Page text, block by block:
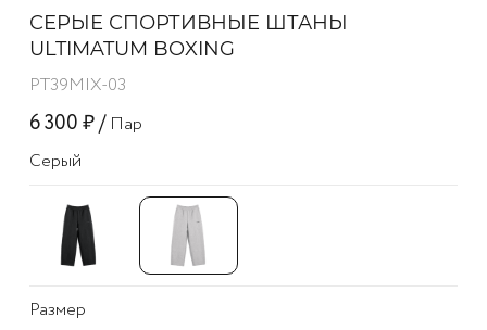
СЕРЫЕ СПОРТИВНЫЕ ШТАНЫ
ULTIMATUM BOXING
PT39MIX-03
6 300 ₽ / Пар
Серый
Размер